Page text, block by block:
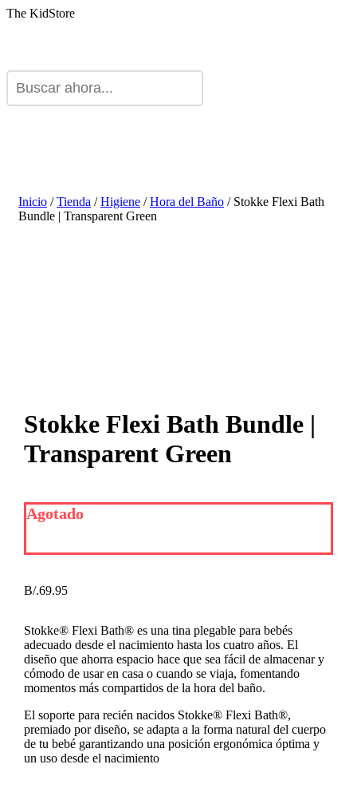
The KidStore
Inicio /Tienda /Higiene /Hora del Baño / Stokke Flexi Bath
Bundle | Transparent Green
Stokke Flexi Bath Bundle |
Transparent Green
B/.69.95
Stokke® Flexi Bath® es una tina plegable para bebés
adecuado desde el nacimiento hasta los cuatro años. El
diseño que ahorra espacio hace que sea fácil de almacenar y
cómodo de usar en casa o cuando se viaja, fomentando
momentos más compartidos de la hora del baño.
El soporte para recién nacidos Stokke® Flexi Bath®,
premiado por diseño, se adapta a la forma natural del cuerpo
de tu bebé garantizando una posición ergonómica óptima y
un uso desde el nacimiento
Agotado